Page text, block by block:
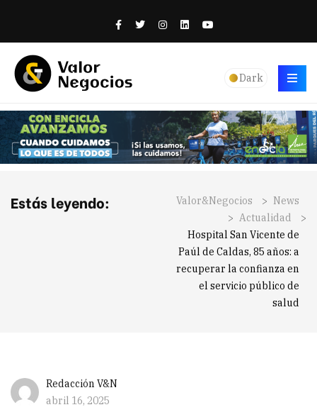
Dark
Estás leyendo: Valor&Negocios > News
> Actualidad
>
Hospital San Vicente de
Paúl de Caldas, 85 años: a
recuperar la confianza en
el servicio público de
salud
Redacción V&N
abril 16, 2025